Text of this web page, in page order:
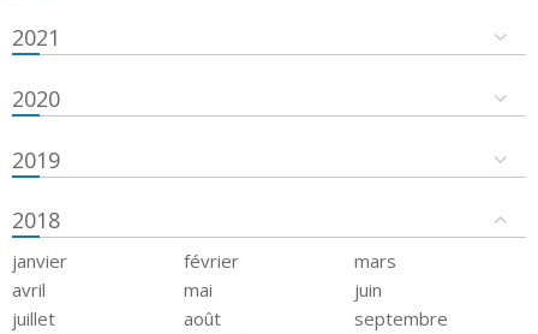
2021
2020
2019
2018
janvier février
mars
avril
mai
juin
juillet
août
septembre